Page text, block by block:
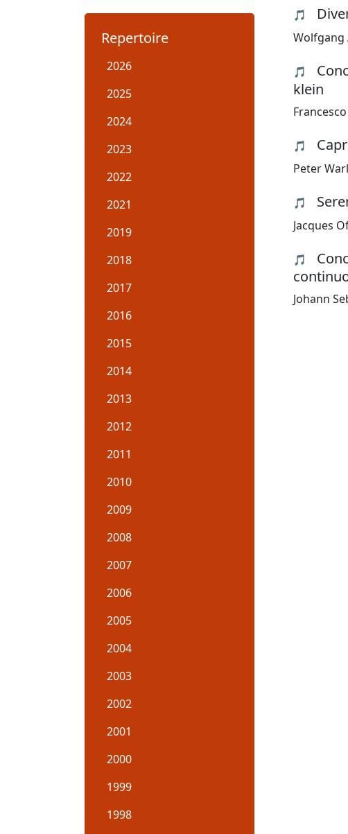
Repertoire
2026
2025
2024
2023
2022
2021
2019
2018
2017
2016
2015
2014
2013
2012
2011
2010
2009
2008
2007
2006
2005
2004
2003
2002
2001
2000
1999
1998
🎵
Wolfgang
🎵
klein
🎵
Peter
🎵
Jacques
🎵
Johann